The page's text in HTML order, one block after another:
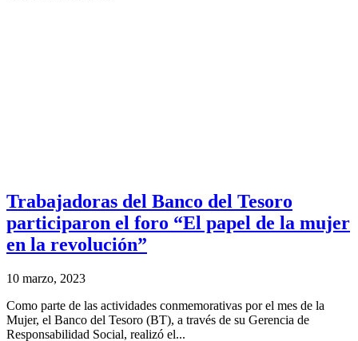
Trabajadoras del Banco del Tesoro
participaron el foro “El papel de la mujer
en la revolución”
10 marzo, 2023
Como parte de las actividades conmemorativas por el mes de la
Mujer, el Banco del Tesoro (BT), a través de su Gerencia de
Responsabilidad Social, realizó el...